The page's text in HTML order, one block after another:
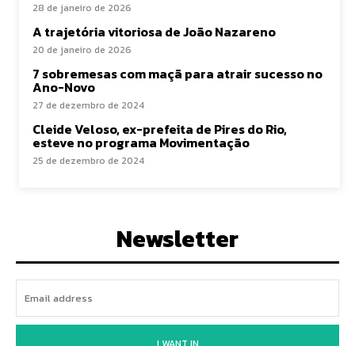
28 de janeiro de 2026
A trajetória vitoriosa de João Nazareno
20 de janeiro de 2026
7 sobremesas com maçã para atrair sucesso no
Ano-Novo
27 de dezembro de 2024
Cleide Veloso, ex-prefeita de Pires do Rio,
esteve no programa Movimentação
25 de dezembro de 2024
Newsletter